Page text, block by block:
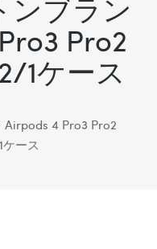
ンブラン
Pro2
1ケース
Airpods 4 Pro3 Pro2
ース